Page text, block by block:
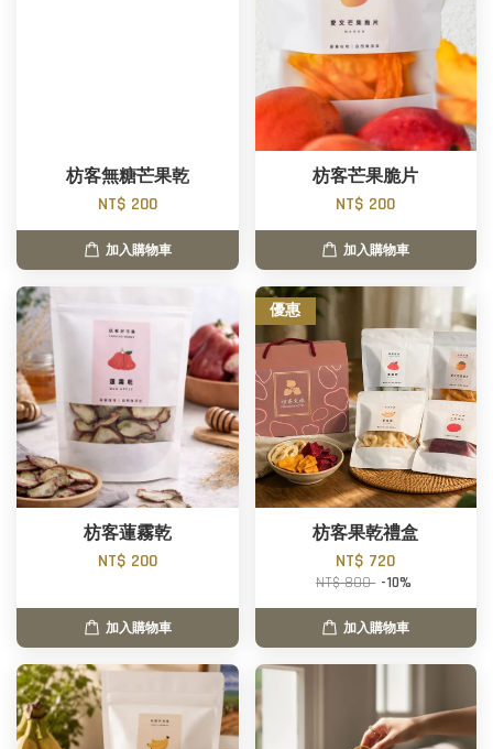
枋客無糖芒果乾
NT$ 200
加入購物車
枋客芒果脆片
NT$ 200
加入購物車
枋客蓮霧乾
NT$ 200
加入購物車
優惠
枋客果乾禮盒
NT$ 720
NT$ 800 -10%
加入購物車